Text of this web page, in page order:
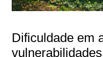
Dificuldade em